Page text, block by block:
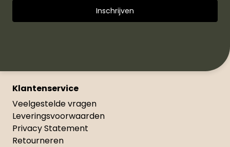
Klantenservice
Veelgestelde vragen
Leveringsvoorwaarden
Privacy Statement
Retourneren